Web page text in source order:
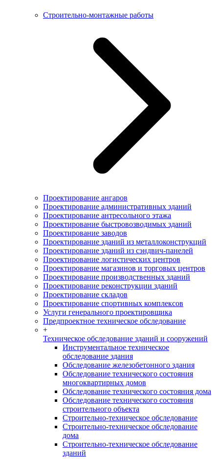
Строительно-монтажные работы
Проектирование ангаров
Проектирование административных зданий
Проектирование антресольного этажа
Проектирование быстровозводимых зданий
Проектирование заводов
Проектирование зданий из металлоконструкций
Проектирование зданий из сэндвич-панелей
Проектирование логистических центров
Проектирование магазинов и торговых центров
Проектирование производственных зданий
Проектирование реконструкции зданий
Проектирование складов
Проектирование спортивных комплексов
Услуги генерального проектировщика
Предпроектное техническое обследование
+
Техническое обследование зданий и сооружений
Инструментальное техническое
обследование здания
Обследование железобетонного здания
Обследование технического состояния
многоквартирных домов
Обследование технического состояния дома
Обследование технического состояния
строительного объекта
Строительно-техническое обследование
Строительно-техническое обследование
дома
Строительно-техническое обследование
зданий